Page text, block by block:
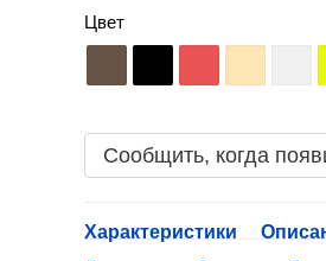
Цвет
Сообщить, когда
Характеристики